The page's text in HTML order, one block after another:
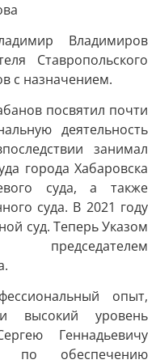
Владимиров
Ставропольского
с назначением.
посвятил почти
деятельность
занимал
города Хабаровска
суда, а также
суда. В 2021 году
суд. Теперь Указом
председателем
опыт,
высокий уровень
Геннадьевичу
по обеспечению